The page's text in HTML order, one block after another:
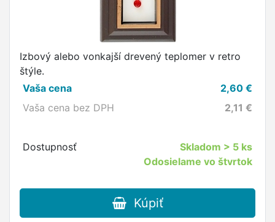
Izbový alebo vonkajší drevený teplomer v retro
štýle.
Vaša cena
2,60 €
Vaša cena bez DPH
2,11 €
Dostupnosť Skladom > 5 ks
Odosielame vo štvrtok
Kúpiť